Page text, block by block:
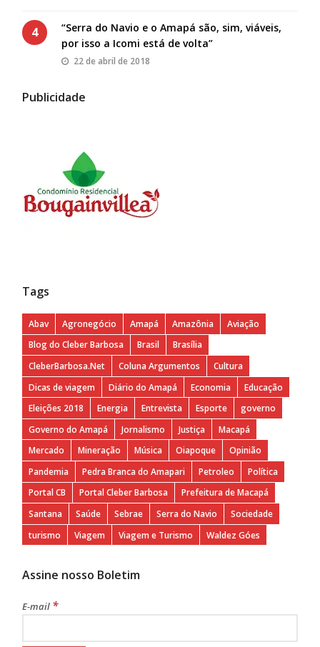
4
“Serra do Navio e o Amapá são, sim, viáveis,
por isso a Icomi está de volta”
22 de abril de 2018
Publicidade
Tags
Abav Agronegócio Amapá Amazônia
Aviação
Blog do Cleber Barbosa
Brasil
Brasília
CleberBarbosa.Net
Coluna Argumentos
Cultura
Dicas de viagem
Diário do Amapá Economia
Educação
Eleições 2018
Energia Entrevista Esporte
governo
Governo do Amapá
Jornalismo Justiça
Macapá
Mercado
Mineração Música Oiapoque
Opinião
Pandemia
Pedra Branca do Amapari Petroleo
Política
Portal CB
Portal Cleber Barbosa
Prefeitura de Macapá
Santana
Saúde Sebrae Serra do Navio
Sociedade
turismo
Viagem Viagem e Turismo Waldez Góes
Assine nosso Boletim
E-mail *